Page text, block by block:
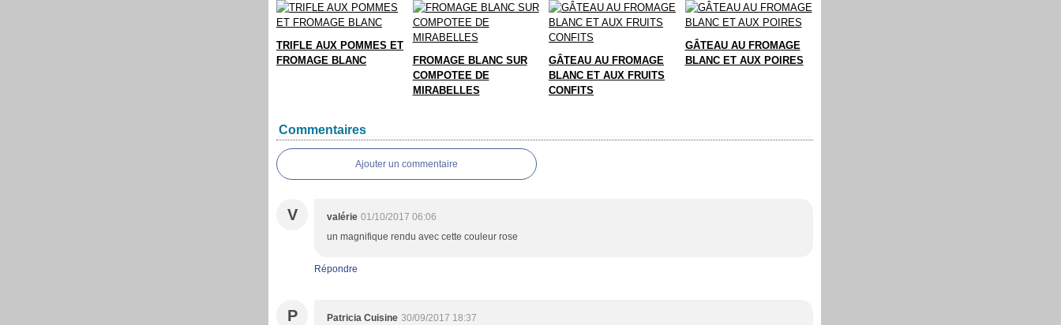
TRIFLE AUX POMMES ET
FROMAGE BLANC
FROMAGE BLANC SUR
COMPOTEE DE
MIRABELLES
GÂTEAU AU FROMAGE
BLANC ET AUX FRUITS
CONFITS
GÂTEAU AU FROMAGE
BLANC ET AUX POIRES
Commentaires
Ajouter un commentaire
V valérie 01/10/2017 06:06
un magnifique rendu avec cette couleur rose
Répondre
P Patricia Cuisine 30/09/2017 18:37